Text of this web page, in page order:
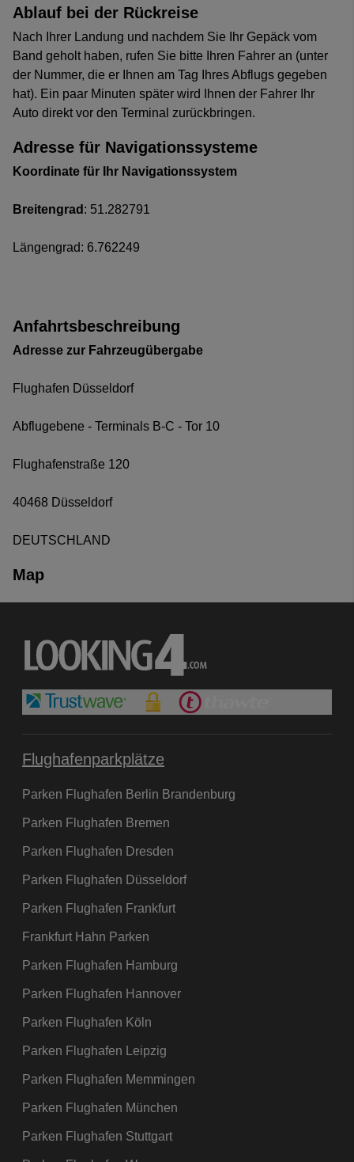
Ablauf bei der Rückreise
Nach Ihrer Landung und nachdem Sie Ihr Gepäck vom
Band geholt haben, rufen Sie bitte Ihren Fahrer an (unter
der Nummer, die er Ihnen am Tag Ihres Abflugs gegeben
hat). Ein paar Minuten später wird Ihnen der Fahrer Ihr
Auto direkt vor den Terminal zurückbringen.
Adresse für Navigationssysteme
Koordinate für Ihr Navigationssystem
Breitengrad : 51.282791
Längengrad: 6.762249
Anfahrtsbeschreibung
Adresse zur Fahrzeugübergabe
Flughafen Düsseldorf
Abflugebene - Terminals B-C - Tor 10
Flughafenstraße 120
40468 Düsseldorf
DEUTSCHLAND
Map
Flughafenparkplätze
Parken Flughafen Berlin Brandenburg
Parken Flughafen Bremen
Parken Flughafen Dresden
Parken Flughafen Düsseldorf
Parken Flughafen Frankfurt
Frankfurt Hahn Parken
Parken Flughafen Hamburg
Parken Flughafen Hannover
Parken Flughafen Köln
Parken Flughafen Leipzig
Parken Flughafen Memmingen
Parken Flughafen München
Parken Flughafen Stuttgart